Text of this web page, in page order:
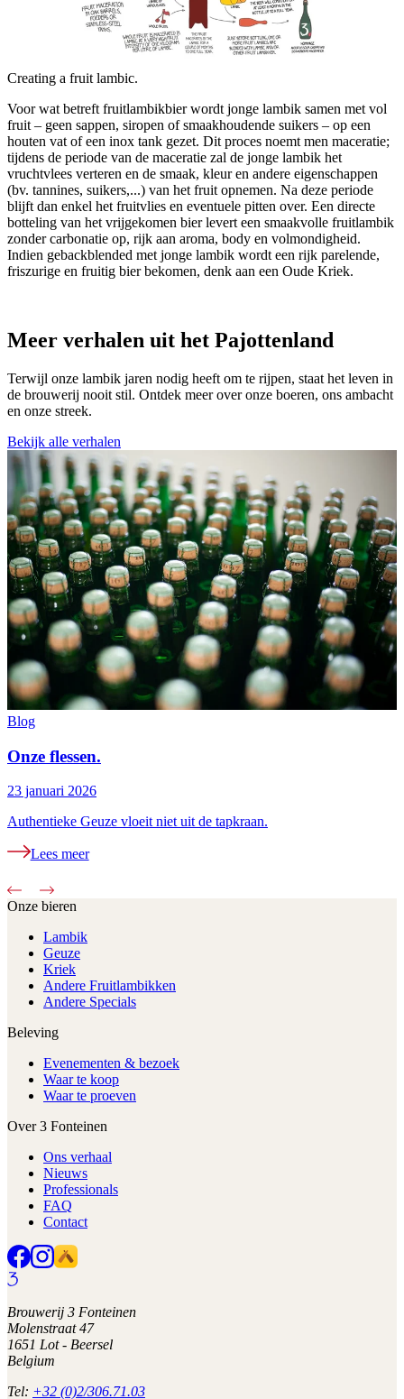
Creating a fruit lambic.
Voor wat betreft fruitlambikbier wordt jonge lambik samen met vol
fruit – geen sappen, siropen of smaakhoudende suikers – op een
houten vat of een inox tank gezet. Dit proces noemt men maceratie;
tijdens de periode van de maceratie zal de jonge lambik het
vruchtvlees verteren en de smaak, kleur en andere eigenschappen
(bv. tannines, suikers,...) van het fruit opnemen. Na deze periode
blijft dan enkel het fruitvlies en eventuele pitten over. Een directe
botteling van het vrijgekomen bier levert een smaakvolle fruitlambik
zonder carbonatie op, rijk aan aroma, body en volmondigheid.
Indien gebackblended met jonge lambik wordt een rijk parelende,
friszurige en fruitig bier bekomen, denk aan een Oude Kriek.
Meer verhalen uit het Pajottenland
Terwijl onze lambik jaren nodig heeft om te rijpen, staat het leven in
de brouwerij nooit stil. Ontdek meer over onze boeren, ons ambacht
en onze streek.
Bekijk alle verhalen
Blog
Onze flessen.
23 januari 2026
Authentieke Geuze vloeit niet uit de tapkraan.
Lees meer
Onze bieren
Lambik
Geuze
Kriek
Andere Fruitlambikken
Andere Specials
Beleving
Evenementen & bezoek
Waar te koop
Waar te proeven
Over 3 Fonteinen
Ons verhaal
Nieuws
Professionals
FAQ
Contact
Brouwerij 3 Fonteinen
Molenstraat 47
1651 Lot - Beersel
Belgium
Tel: +32 (0)2/306.71.03